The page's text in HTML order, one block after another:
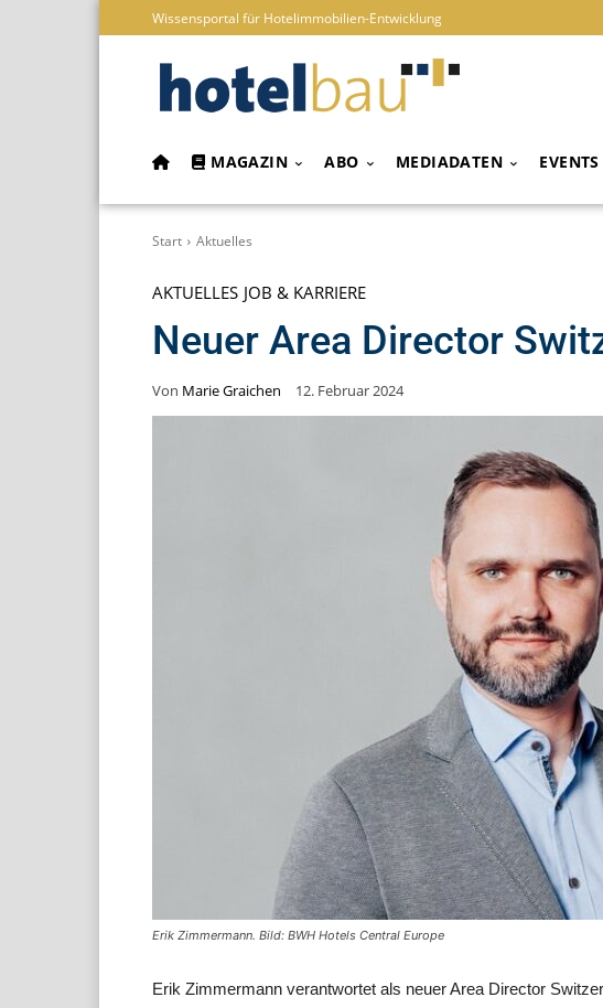
Wissensportal für Hotelimmobilien-Entwicklung
MAGAZIN ABO MEDIADATEN EVENTS
Start Aktuelles
AKTUELLES JOB & KARRIERE
Neuer Area Director
Von Marie Graichen 12. Februar 2024
Erik Zimmermann. Bild: BWH Hotels Central Europe
Erik Zimmermann verantwortet als neuer Area Director